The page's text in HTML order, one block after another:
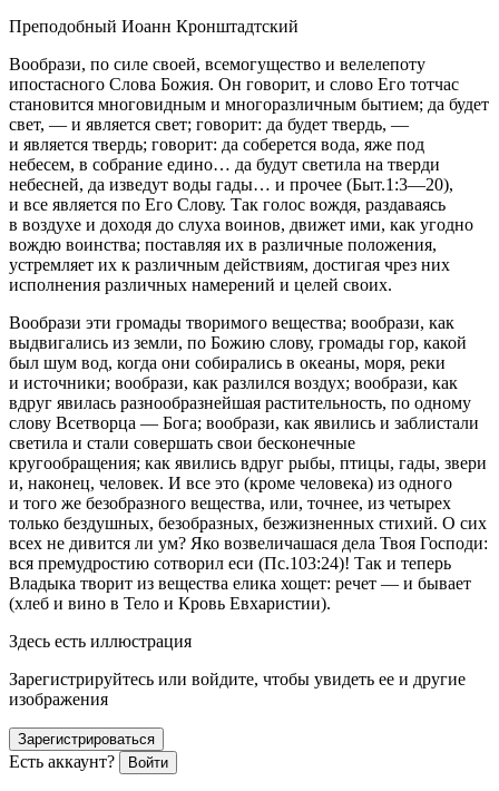
Преподобный Иоанн Кронштадтский
Вообрази, по силе своей, всемогущество и велелепоту
ипостасного Слова Божия. Он говорит, и слово Его тотчас
становится многовидным и многоразличным бытием; да будет
свет, — и является свет; говорит: да будет твердь, —
и является твердь; говорит: да соберется вода, яже под
небесем, в собрание едино… да будут светила на тверди
небесней, да изведут воды гады… и прочее (Быт.1:3—20),
и все является по Его Слову. Так голос вождя, раздаваясь
в воздухе и доходя до слуха воинов, движет ими, как угодно
вождю воинства; поставляя их в различные положения,
устремляет их к различным действиям, достигая чрез них
исполнения различных намерений и целей своих.
Вообрази эти громады творимого вещества; вообрази, как
выдвигались из земли, по Божию слову, громады гор, какой
был шум вод, когда они собирались в океаны, моря, реки
и источники; вообрази, как разлился воздух; вообрази, как
вдруг явилась разнообразнейшая растительность, по одному
слову Всетворца — Бога; вообрази, как явились и заблистали
светила и стали совершать свои бесконечные
кругообращения; как явились вдруг рыбы, птицы, гады, звери
и, наконец, человек. И все это (кроме человека) из одного
и того же безобразного вещества, или, точнее, из четырех
только бездушных, безобразных, безжизненных стихий. О сих
всех не дивится ли ум? Яко возвеличашася дела Твоя Господи:
вся премудростию сотворил еси (Пс.103:24)! Так и теперь
Владыка творит из вещества елика хощет: речет — и бывает
(хлеб и вино в Тело и Кровь Евхаристии).
Здесь есть иллюстрация
Зарегистрируйтесь или войдите, чтобы увидеть ее и другие
изображения
Зарегистрироваться
Есть аккаунт? Войти